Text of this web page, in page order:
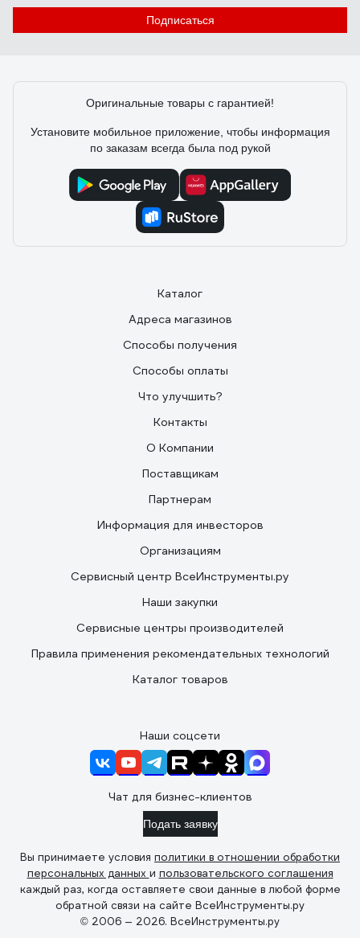
Подписаться
Оригинальные товары с гарантией!
Установите мобильное приложение, чтобы информация
по заказам всегда была под рукой
Каталог
Адреса магазинов
Способы получения
Способы оплаты
Что улучшить?
Контакты
О Компании
Поставщикам
Партнерам
Информация для инвесторов
Организациям
Сервисный центр ВсеИнструменты.ру
Наши закупки
Сервисные центры производителей
Правила применения рекомендательных технологий
Каталог товаров
Наши соцсети
Чат для бизнес-клиентов
Подать заявку
Вы принимаете условия политики в отношении обработки
персональных данных и пользовательского соглашения
каждый раз, когда оставляете свои данные в любой форме
обратной связи на сайте ВсеИнструменты.ру
© 2006 — 2026. ВсеИнструменты.ру